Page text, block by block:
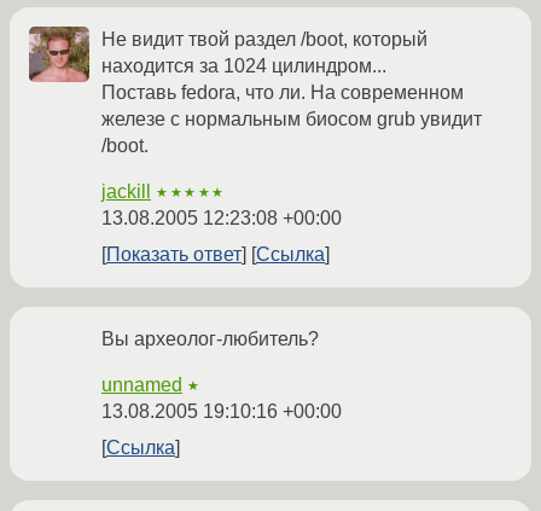
Не видит твой раздел /boot, который
находится за 1024 цилиндром...
Поставь fedora, что ли. На современном
железе с нормальным биосом grub увидит
/boot.
jackill ★★★★★
13.08.2005 12:23:08 +00:00
Показать ответ
Ссылка
Вы археолог-любитель?
unnamed ★
13.08.2005 19:10:16 +00:00
Ссылка